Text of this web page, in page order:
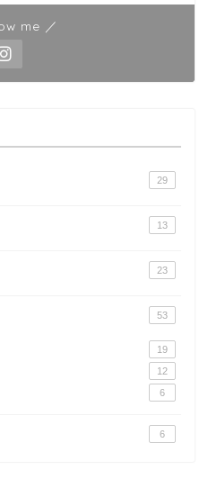
me ／
29
13
23
53
19
12
6
6